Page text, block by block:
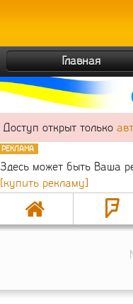
Главная
Доступ открыт только
РЕКЛАМА
Здесь может быть Ваша
[купить рекламу]